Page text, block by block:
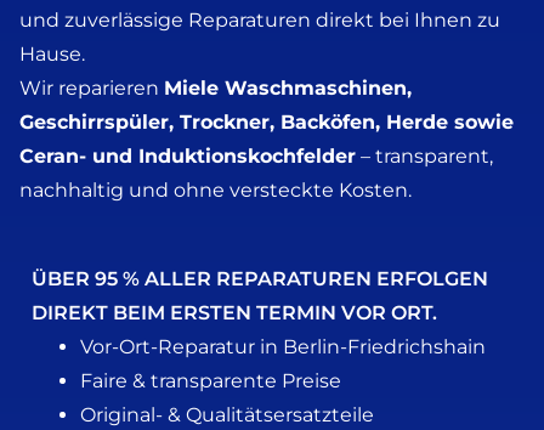
und zuverlässige Reparaturen direkt bei Ihnen zu
Hause.
Wir reparieren Miele Waschmaschinen,
Geschirrspüler, Trockner, Backöfen, Herde sowie
Ceran- und Induktionskochfelder – transparent,
nachhaltig und ohne versteckte Kosten.
ÜBER 95 % ALLER REPARATUREN ERFOLGEN
DIREKT BEIM ERSTEN TERMIN VOR ORT.
Vor-Ort-Reparatur in Berlin-Friedrichshain
Faire & transparente Preise
Original- & Qualitätsersatzteile